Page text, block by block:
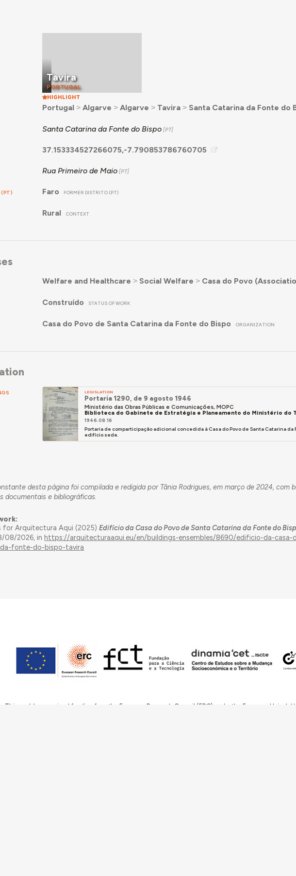
Tavira
PORTUGAL
HIGHLIGHT
Portugal ˃ Algarve ˃ Algarve ˃ Tavira˃ Santa Catarina da Fonte do
Santa Catarina da Fonte do Bispo
37.153334527266075,-7.790853786760705
Rua Primeiro de Maio
(PT) Faro FORMER DISTRITO (PT)
Rural CONTEXT
Welfare and Healthcare ˃ Social Welfare ˃ Casa do Povo
Construído STATUS OF WORK
Casa do Povo de Santa Catarina da Fonte do Bispo ORGANIZATION
LEGISLATION
Portaria 1290, de 9 agosto 1946
Ministério das Obras Públicas e Comunicações, MOPC
Biblioteca do Gabinete de Estratégia e Planeamento do Ministério do
1946.08.16
Portaria de comparticipação adicional concedida à Casa do Povo de Santa Catarina
edifício sede.
desta página foi compilada e redigida por Tânia Rodrigues, em março de 2024, com
documentais e bibliográficas.
for Arquitectura Aqui (2025)Edifício da Casa do Povo de Santa Catarina da Fonte do
08/2026, inhttps://arquitecturaaqui.eu/en/buildings-ensembles/8690/edificio-da-casa-
fonte-do-bispo-tavira
This work has received funding from the European Research Council (ERC) under the European Union’s